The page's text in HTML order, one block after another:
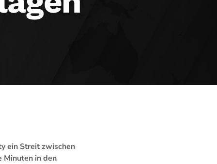
ein Streit zwischen
Minuten in den